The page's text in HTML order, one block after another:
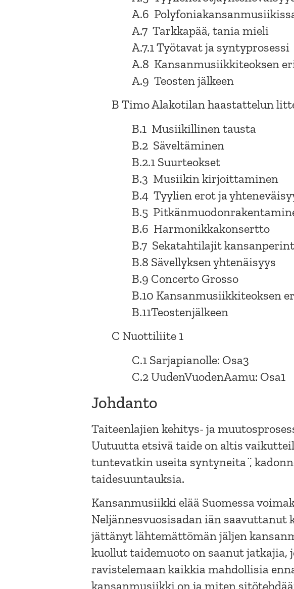
A.6
A.7 Tarkkapää, tania mieli
A.7.1 Työtavat ja syntyprosessi
A.8 Kansanmusiikkiteoksen
A.9 Teosten jälkeen
B Timo Alakotilan haastattelun
B.1 Musiikillinen tausta
B.2 Säveltäminen
B.2.1 Suurteokset
B.3 Musiikin kirjoittaminen
B.4 Tyylien erot ja
B.5
B.6 Harmonikkakonsertto
B.7 Sekatahtilajit
B.8 Sävellyksen yhtenäisyys
B.9 Concerto Grosso
B.10 Kansanmusiikkiteoksen
B.11Teostenjälkeen
C Nuottiliite 1
C.1 Sarjapianolle: Osa3
C.2 UudenVuodenAamu: Osa1
Johdanto
Taiteenlajien kehitys- ja
Uutuutta etsivä taide on altis
tuntevatkin useita syntyneita ̈,
taidesuuntauksia.
Kansanmusiikki elää Suomessa
Neljännesvuosisadan iän
jättänyt lähtemättömän jäljen
kuollut taidemuoto on saanut
ravistelemaan kaikkia mahdollisia
kansanmusiikki on ja miten